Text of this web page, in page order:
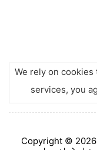
We rely on
services, you
Copyright ©